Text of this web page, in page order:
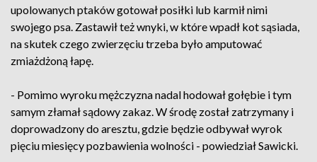
upolowanych ptaków gotował posiłki lub karmił nimi
swojego psa. Zastawił też wnyki, w które wpadł kot sąsiada,
na skutek czego zwierzęciu trzeba było amputować
zmiażdżoną łapę.
- Pomimo wyroku mężczyzna nadal hodował gołębie i tym
samym złamał sądowy zakaz. W środę został zatrzymany i
doprowadzony do aresztu, gdzie będzie odbywał wyrok
pięciu miesięcy pozbawienia wolności - powiedział Sawicki.